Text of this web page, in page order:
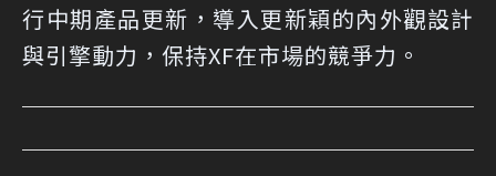
行中期產品更新，導入更新穎的內外觀設計
與引擎動力，保持XF在市場的競爭力。